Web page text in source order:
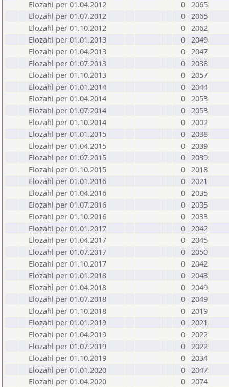
Elozahl per 01.04.2012
0 2065
Elozahl per 01.07.2012
0 2065
Elozahl per 01.10.2012
0 2062
Elozahl per 01.01.2013
0 2049
Elozahl per 01.04.2013
0 2047
Elozahl per 01.07.2013
0 2038
Elozahl per 01.10.2013
0 2057
Elozahl per 01.01.2014
0 2044
Elozahl per 01.04.2014
0 2053
Elozahl per 01.07.2014
0 2053
Elozahl per 01.10.2014
0 2002
Elozahl per 01.01.2015
0 2038
Elozahl per 01.04.2015
0 2039
Elozahl per 01.07.2015
0 2039
Elozahl per 01.10.2015
0 2018
Elozahl per 01.01.2016
0 2021
Elozahl per 01.04.2016
0 2035
Elozahl per 01.07.2016
0 2035
Elozahl per 01.10.2016
0 2033
Elozahl per 01.01.2017
0 2042
Elozahl per 01.04.2017
0 2045
Elozahl per 01.07.2017
0 2050
Elozahl per 01.10.2017
0 2042
Elozahl per 01.01.2018
0 2043
Elozahl per 01.04.2018
0 2049
Elozahl per 01.07.2018
0 2049
Elozahl per 01.10.2018
0 2019
Elozahl per 01.01.2019
0 2021
Elozahl per 01.04.2019
0 2022
Elozahl per 01.07.2019
0 2022
Elozahl per 01.10.2019
0 2034
Elozahl per 01.01.2020
0 2047
Elozahl per 01.04.2020
0 2074